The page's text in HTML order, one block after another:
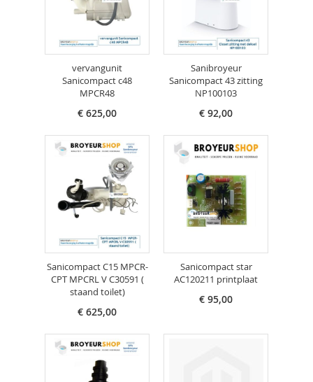
vervangunit
Sanicompact c48
MPCR48
€ 625,00
Sanibroyeur
Sanicompact 43 zitting
NP100103
€ 92,00
Sanicompact C15 MPCR-
CPT MPCRL V C30591 (
staand toilet)
€ 625,00
Sanicompact star
AC120211 printplaat
€ 95,00